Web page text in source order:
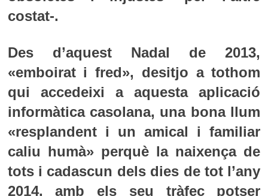
costat-.
Des d’aquest Nadal de 2013,
«emboirat i fred», desitjo a tothom
qui accedeixi a aquesta aplicació
informàtica casolana, una bona llum
«resplandent i un amical i familiar
caliu humà» perquè la naixença de
tots i cadascun dels dies de tot l’any
2014, amb els seu tràfec potser